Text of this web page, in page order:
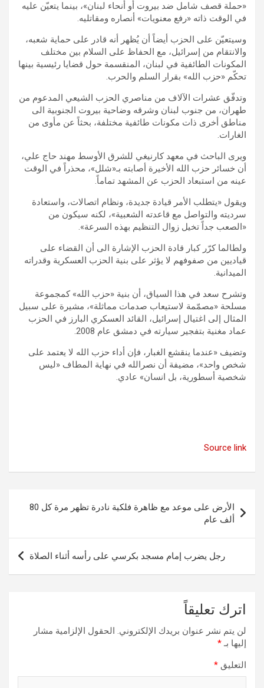
«حملة قصف شامل ضد بيروت أو أنحاء لبنان»، بينما يتعيّن عليه
في الوقت ذاته «رفع معنويات» أنصاره ومقاتليه.
وسيتعيّن على الحزب أيضاً أن يُظهر أنه قادر على حماية شعبه،
والانتقام من إسرائيل، مع الحفاظ على السلام بين مختلف
المكونات الطائفية في لبنان، المنقسمة حول قضايا رئيسية بينها
تحكّم «حزب الله» بقرار السلم والحرب.
وتدفّق عشرات الآلاف من مناصري الحزب الشيعي المدعوم من
طهران، من جنوب لبنان وشرقه وضاحية بيروت الجنوبية الى
مناطق أخرى ذات مكونات طائفية مختلفة، بحثاً عن مأوى من
الغارات.
ويرى الباحث في معهد كارنيغي للشرق الأوسط مهند حاج علي،
أن خسائر حزب الله الأخيرة أصابته بـ«شلل»، محذراً في الوقت
عينه من استبعاد الحزب عن المشهد تماماً.
ويقول «يتطلب الأمر قيادة جديدة، ونظام اتصالات، واستعادة
سرديته والتواصل مع قاعدته الشعبية»، لكنه سيكون من
«الصعب جداً تخيل زوال التنظيم بهذه السرعة».
ولطالما كرّر كبار قادة الحزب الإشارة الى أن القضاء على
قياديين من صفوفهم لا يؤثر على بنية الحزب العسكرية وقدراته
الميدانية.
وتشرح سعد في هذا السياق، أن بنية «حزب الله» كمجموعة
مسلحة «مصمّمة لاستيعاب صدمات مماثلة»، مشيرة على سبيل
المثال إلى اغتيال إسرائيل، القائد العسكري البارز في الحزب
عماد مغنية بتفجير سيارته في دمشق عام 2008.
وتضيف «عندما ينقشع الغبار، فإن أداء حزب الله لا يعتمد على
شخص واحد»، مضيفة أن نصرالله في نهاية المطاف «ليس
شخصية أسطورية، بل انسان» عادي.
Source link
تصفّح
المقالات
الأرض على موعد مع ظاهرة فلكية نادرة تظهر مرة كل 80
ألف عام
رجل يضرب إمام مسجد بكرسي على رأسه أثناء الصلاة
اترك تعليقاً
لن يتم نشر عنوان بريدك الإلكتروني. الحقول الإلزامية مشار
إليها بـ*
التعليق *